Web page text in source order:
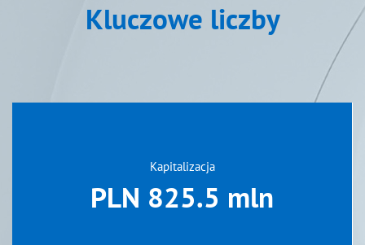
Kluczowe liczby
Kapitalizacja
PLN 825.5 mln